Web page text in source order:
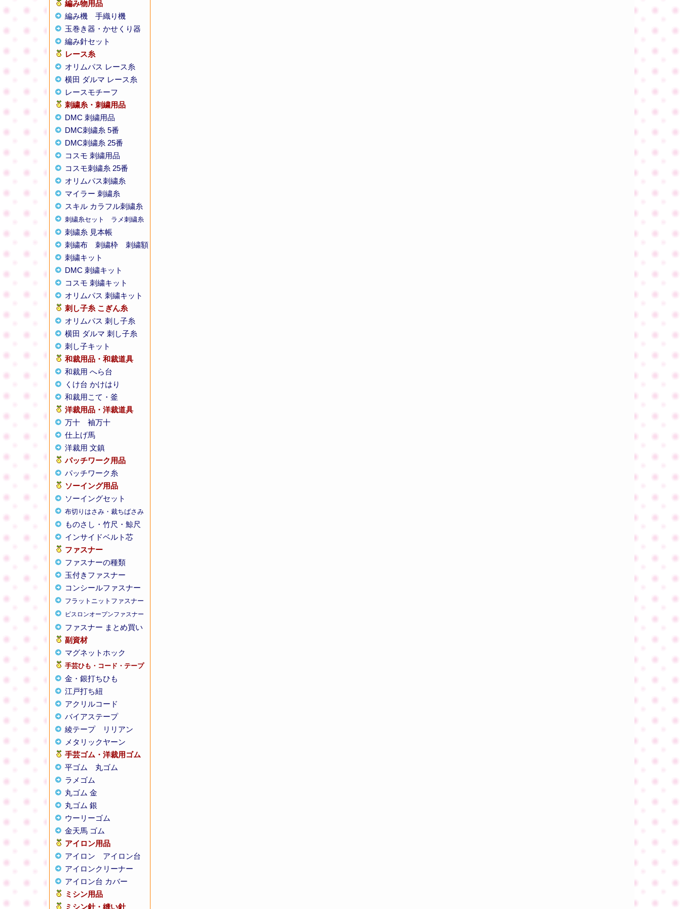
編み物用品
編み機
手織り機
玉巻き器・かせくり器
編み針セット
レース糸
オリムパス レース糸
横田 ダルマ レース糸
レースモチーフ
刺繍糸・刺繍用品
DMC 刺繍用品
DMC刺繍糸 5番
DMC刺繍糸 25番
コスモ 刺繍用品
コスモ刺繍糸 25番
オリムパス刺繍糸
マイラー 刺繍糸
スキル カラフル刺繍糸
刺繍糸セット ラメ刺繍糸
刺繍糸 見本帳
刺繍布
刺繍枠
刺繍額
刺繍キット
DMC 刺繍キット
コスモ 刺繍キット
オリムパス 刺繍キット
刺し子糸 こぎん糸
オリムパス 刺し子糸
横田 ダルマ 刺し子糸
刺し子キット
和裁用品・和裁道具
和裁用 へら台
くけ台 かけはり
和裁用こて・釜
洋裁用品・洋裁道具
万十
袖万十
仕上げ馬
洋裁用 文鎮
パッチワーク用品
パッチワーク糸
ソーイング用品
ソーイングセット
布切りはさみ・裁ちばさみ
ものさし・竹尺・鯨尺
インサイドベルト芯
ファスナー
ファスナーの種類
玉付きファスナー
コンシールファスナー
フラットニットファスナー
ビスロンオープンファスナー
ファスナー まとめ買い
副資材
マグネットホック
手芸ひも・コード・テープ
金・銀打ちひも
江戸打ち紐
アクリルコード
バイアステープ
綾テープ
リリアン
メタリックヤーン
手芸ゴム・洋裁用ゴム
平ゴム
丸ゴム
ラメゴム
丸ゴム 金
丸ゴム 銀
ウーリーゴム
金天馬 ゴム
アイロン用品
アイロン
アイロン台
アイロンクリーナー
アイロン台 カバー
ミシン用品
ミシン針・縫い針